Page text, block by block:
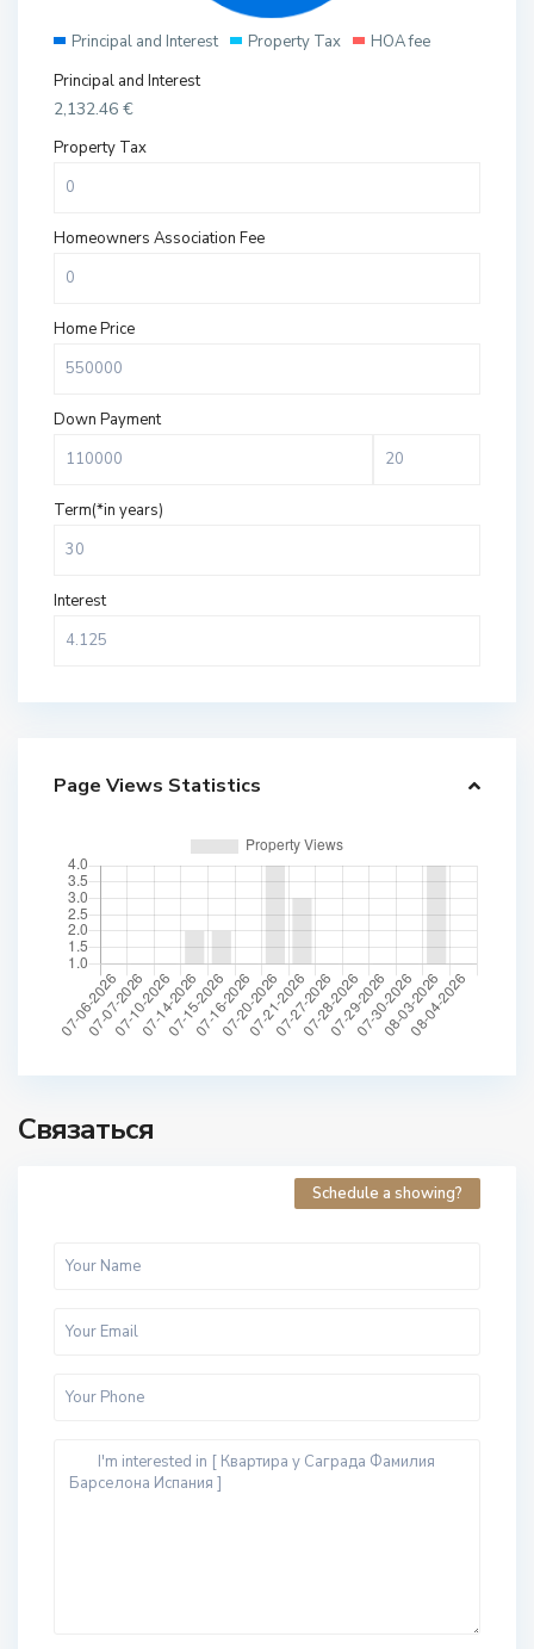
Principal and Interest Property Tax
HOA fee
Principal and Interest
2,132.46 €
Property Tax
Homeowners Association Fee
Home Price
Down Payment
Term(*in years)
Interest
Page Views Statistics
Связаться
Schedule a showing?